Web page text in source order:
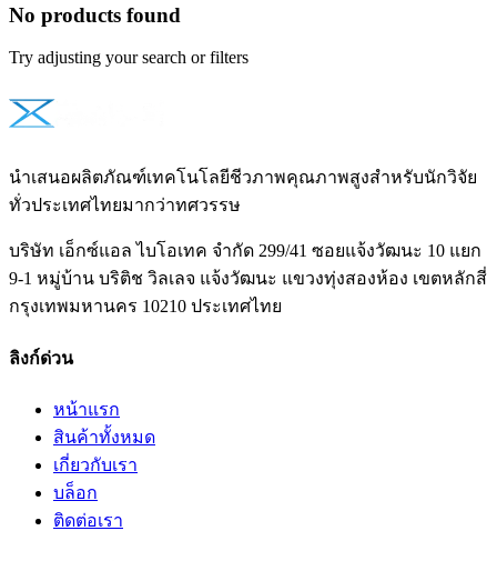
No products found
Try adjusting your search or filters
นำเสนอผลิตภัณฑ์เทคโนโลยีชีวภาพคุณภาพสูงสำหรับนักวิจัย
ทั่วประเทศไทยมากว่าทศวรรษ
บริษัท เอ็กซ์แอล ไบโอเทค จำกัด 299/41 ซอยแจ้งวัฒนะ 10 แยก
9-1 หมู่บ้าน บริติช วิลเลจ แจ้งวัฒนะ แขวงทุ่งสองห้อง เขตหลักสี่
กรุงเทพมหานคร 10210 ประเทศไทย
ลิงก์ด่วน
หน้าแรก
สินค้าทั้งหมด
เกี่ยวกับเรา
บล็อก
ติดต่อเรา